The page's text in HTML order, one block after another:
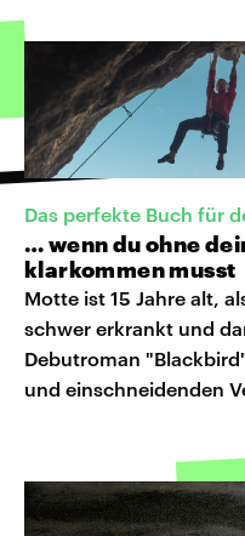
Das perfekte Buch für
… wenn du ohne
klarkommen musst
Motte ist 15 Jahre alt,
schwer erkrankt und
Debutroman
und einschneidenden